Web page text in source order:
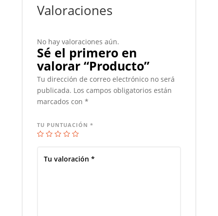
Valoraciones
No hay valoraciones aún.
Sé el primero en
valorar “Producto”
Tu dirección de correo electrónico no será
publicada. Los campos obligatorios están
marcados con *
TU PUNTUACIÓN *